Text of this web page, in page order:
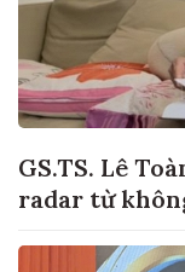
GS.TS. Lê
radar từ